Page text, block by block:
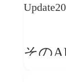
は大
Update
その